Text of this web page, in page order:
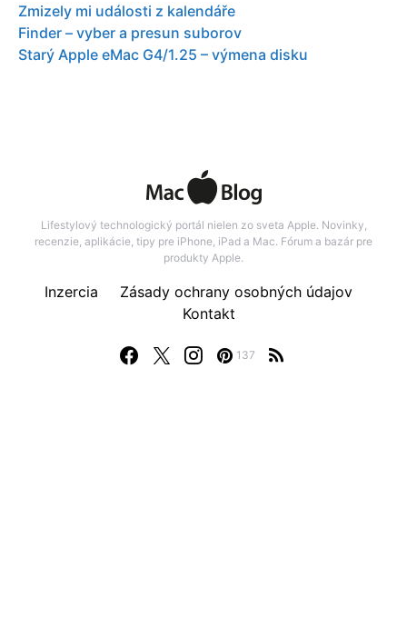
Zmizely mi události z kalendáře
Finder – vyber a presun suborov
Starý Apple eMac G4/1.25 – výmena disku
Lifestylový technologický portál nielen zo sveta Apple. Novinky,
recenzie, aplikácie, tipy pre iPhone, iPad a Mac. Fórum a bazár pre
produkty Apple.
137
Inzercia
Zásady ochrany osobných údajov
Kontakt